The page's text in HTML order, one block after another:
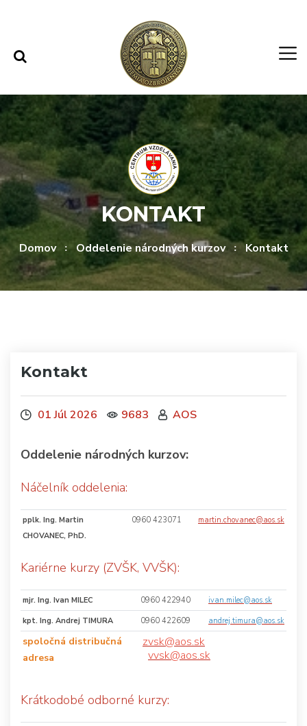
KONTAKT
Domov Oddelenie národných kurzov Kontakt
Kontakt
01 Júl 2026 9683 AOS
Oddelenie národných kurzov:
Náčelník oddelenia:
pplk. Ing. Martin
CHOVANEC, PhD.
0960 423071 martin.chovanec@aos.sk
Kariérne kurzy (ZVŠK, VVŠK):
mjr. Ing. Ivan MILEC 0960 422940
ivan.milec@aos.sk
kpt. Ing. Andrej TIMURA
0960 422609 andrej.timura@aos.sk
spoločná distribučná
adresa
zvsk@aos.sk
vvsk@aos.sk
Krátkodobé odborné kurzy: